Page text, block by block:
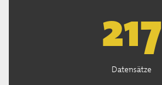
220
Datensätze